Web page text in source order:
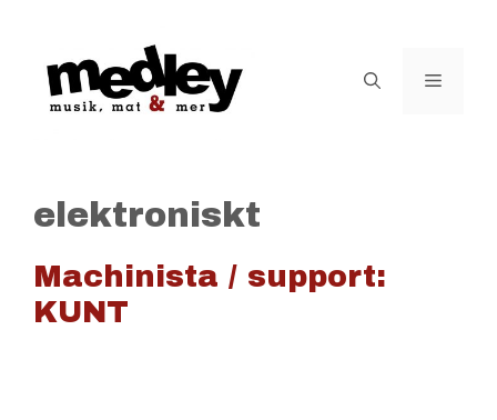
Meny
elektroniskt
Machinista / support:
KUNT